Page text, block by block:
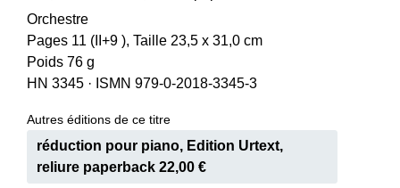
Orchestre
Pages 11 (II+9 ), Taille 23,5 x 31,0 cm
Poids 76 g
HN 3345 · ISMN 979-0-2018-3345-3
Autres éditions de ce titre
réduction pour piano, Edition Urtext,
reliure paperback 22,00 €